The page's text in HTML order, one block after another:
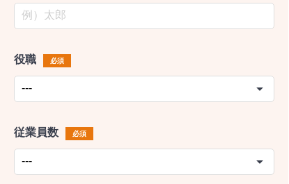
役職 必須
従業員数 必須